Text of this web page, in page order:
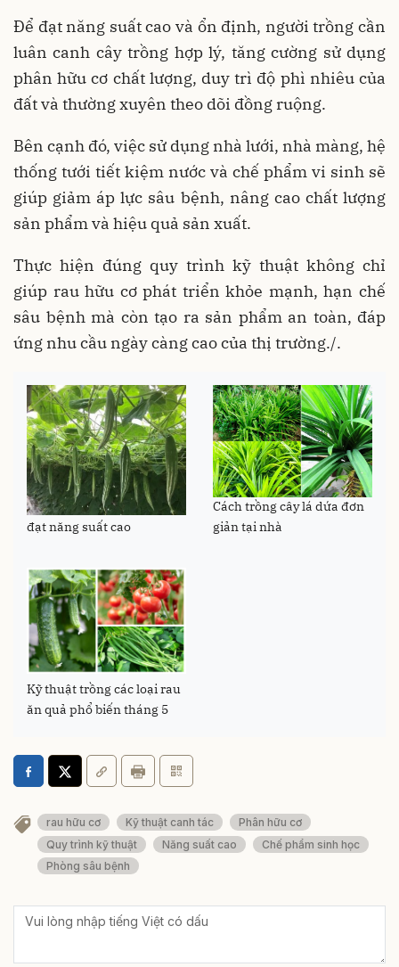
Để đạt năng suất cao và ổn định, người trồng cần
luân canh cây trồng hợp lý, tăng cường sử dụng
phân hữu cơ chất lượng, duy trì độ phì nhiêu của
đất và thường xuyên theo dõi đồng ruộng.
Bên cạnh đó, việc sử dụng nhà lưới, nhà màng, hệ
thống tưới tiết kiệm nước và chế phẩm vi sinh sẽ
giúp giảm áp lực sâu bệnh, nâng cao chất lượng
sản phẩm và hiệu quả sản xuất.
Thực hiện đúng quy trình kỹ thuật không chỉ
giúp rau hữu cơ phát triển khỏe mạnh, hạn chế
sâu bệnh mà còn tạo ra sản phẩm an toàn, đáp
ứng nhu cầu ngày càng cao của thị trường./.
Quy trình trồng cây lặc lè
đạt năng suất cao
Cách trồng cây lá dứa đơn
giản tại nhà
Kỹ thuật trồng các loại rau
ăn quả phổ biến tháng 5
rau hữu cơ Kỹ thuật canh tác
Phân hữu cơ
Quy trình kỹ thuật
Năng suất cao
Chế phẩm sinh học
Phòng sâu bệnh